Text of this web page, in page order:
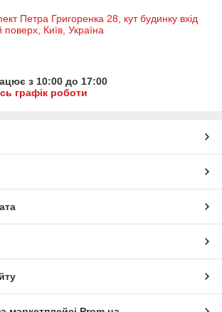
Петра Григоренка 28, кут будинку вхід
Київ, Україна
з 10:00 до 17:00
графік роботи